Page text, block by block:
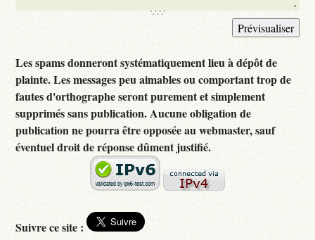
Les spams donneront systématiquement lieu à dépôt de
plainte. Les messages peu aimables ou comportant trop de
fautes d'orthographe seront purement et simplement
supprimés sans publication. Aucune obligation de
publication ne pourra être opposée au webmaster, sauf
éventuel droit de réponse dûment justifié.
Suivre ce site :